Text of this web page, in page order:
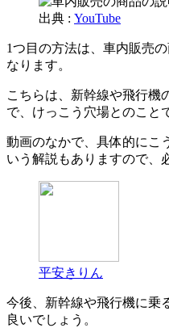
出典 : YouTube
1つ目の方法は、車内販売
なります。
こちらは、新幹線や飛行機
で、けっこう穴場とのこと
動画のなかで、具体的にこ
いう解説もありますので、
平安きりん
今後、新幹線や飛行機に乗
良いでしょう。